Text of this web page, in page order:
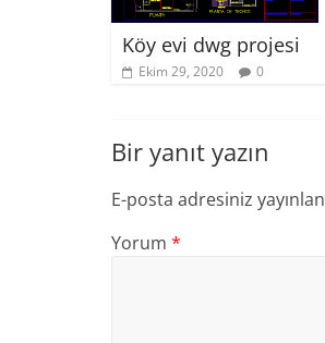
Köy evi dwg projesi
Ekim 29, 2020 0
Bir yanıt yazın
E-posta adresiniz
Yorum *